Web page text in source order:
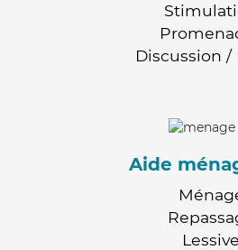
Discussion /
Aide
Lessive